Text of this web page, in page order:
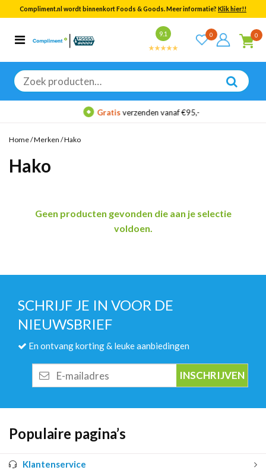
Compliment.nl wordt binnenkort Foods & Goods. Meer informatie? Klik hier!!
9.1 0 0
Zoeken
naar:
Categorieën
Bekijk alle resultaten
Gratisverzenden vanaf €95,-
Home/Merken /Hako
Hako
Geen producten gevonden die aan je selectie
voldoen.
SCHRIJF JE IN VOOR DE
NIEUWSBRIEF
En ontvang korting & leuke aanbiedingen
mailadres
Populaire pagina’s
Klantenservice